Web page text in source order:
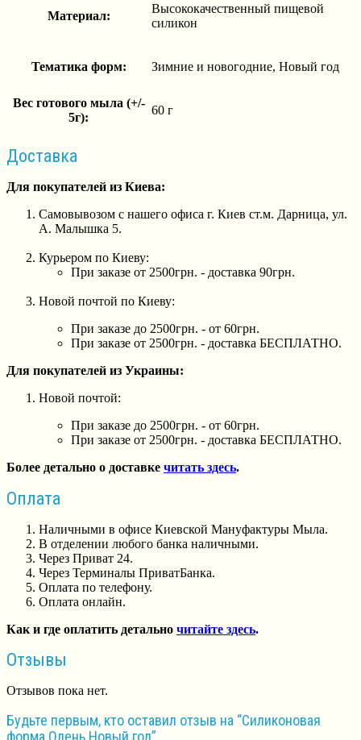
Материал:
Высококачественный пищевой
силикон
Тематика форм: Зимние и новогодние, Новый год
Вес готового мыла (+/-
5г):
60 г
Доставка
Для покупателей из Киева:
Самовывозом с нашего офиса г. Киев ст.м. Дарница, ул.
А. Малышка 5.
Курьером по Киеву:
При заказе от 2500грн. - доставка 90грн.
Новой почтой по Киеву:
При заказе до 2500грн. - от 60грн.
При заказе от 2500грн. - доставка БЕСПЛАТНО.
Для покупателей из Украины:
Новой почтой:
При заказе до 2500грн. - от 60грн.
При заказе от 2500грн. - доставка БЕСПЛАТНО.
Более детально о доставке читать здесь.
Оплата
Наличными в офисе Киевской Мануфактуры Мыла.
В отделении любого банка наличными.
Через Приват 24.
Через Терминалы ПриватБанка.
Оплата по телефону.
Оплата онлайн.
Как и где оплатить детально читайте здесь.
Отзывы
Отзывов пока нет.
Будьте первым, кто оставил отзыв на “Силиконовая